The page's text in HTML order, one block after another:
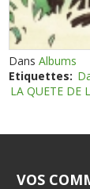
DansAlbums
Etiquettes:
LA QUETE DE
VOS